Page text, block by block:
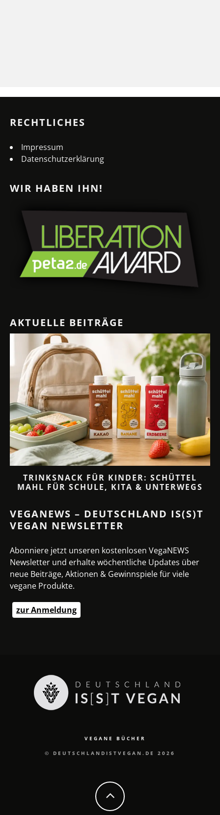
RECHTLICHES
Impressum
Datenschutzerklärung
WIR HABEN IHN!
AKTUELLE BEITRÄGE
TRINKSNACK FÜR KINDER: SCHÜTTEL
MAHL FÜR SCHULE, KITA & UNTERWEGS
VEGANEWS – DEUTSCHLAND IS(S)T
VEGAN NEWSLETTER
Abonniere jetzt unseren kostenlosen VegaNEWS
Newsletter und erhalte wöchentliche Updates über
neue Beiträge, Aktionen & Gewinnspiele für viele
vegane Produkte.
zur Anmeldung
VEGANE BÜCHER
© DEUTSCHLANDISTVEGAN.DE 2026